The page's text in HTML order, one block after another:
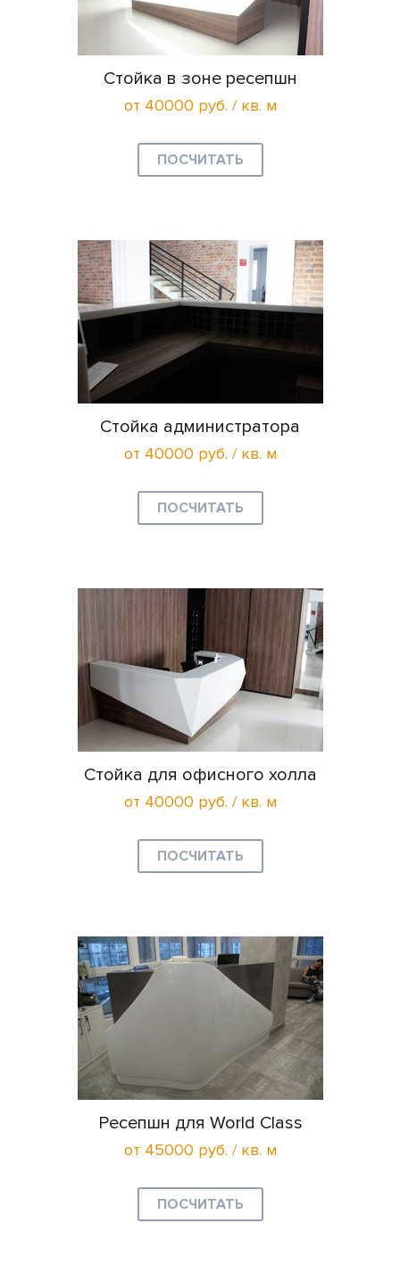
Стойка в зоне ресепшн
от 40000 руб. / кв. м
ПОСЧИТАТЬ
Стойка администратора
от 40000 руб. / кв. м
ПОСЧИТАТЬ
Стойка для офисного холла
от 40000 руб. / кв. м
ПОСЧИТАТЬ
Ресепшн для World Class
от 45000 руб. / кв. м
ПОСЧИТАТЬ